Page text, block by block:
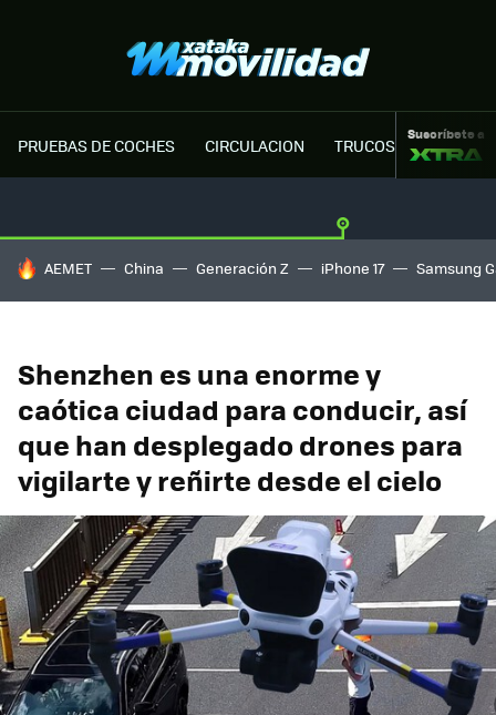
PRUEBAS DE COCHES CIRCULACION TRUCOS MOTOR
Suscríbete a
HOY SE HABLA DE
AEMET China Generación Z iPhone 17 Samsung
Shenzhen es una enorme y
caótica ciudad para conducir, así
que han desplegado drones para
vigilarte y reñirte desde el cielo